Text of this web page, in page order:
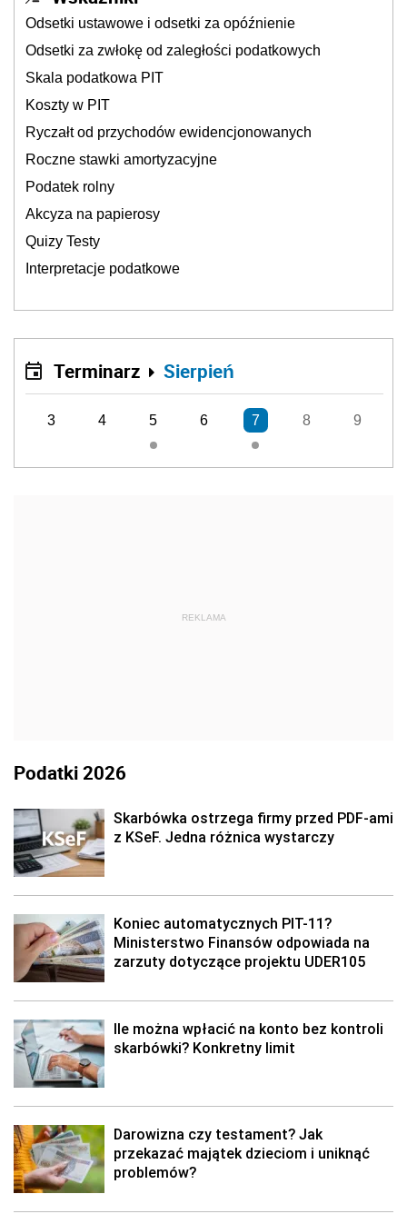
Odsetki ustawowe i odsetki za opóźnienie
Odsetki za zwłokę od zaległości podatkowych
Skala podatkowa PIT
Koszty w PIT
Ryczałt od przychodów ewidencjonowanych
Roczne stawki amortyzacyjne
Podatek rolny
Akcyza na papierosy
Quizy Testy
Interpretacje podatkowe
Terminarz Sierpień
3 4 5 6 7 8 9
REKLAMA
Podatki 2026
Skarbówka ostrzega firmy przed PDF-ami
z KSeF. Jedna różnica wystarczy
Koniec automatycznych PIT-11?
Ministerstwo Finansów odpowiada na
zarzuty dotyczące projektu UDER105
Ile można wpłacić na konto bez kontroli
skarbówki? Konkretny limit
Darowizna czy testament? Jak
przekazać majątek dzieciom i uniknąć
problemów?